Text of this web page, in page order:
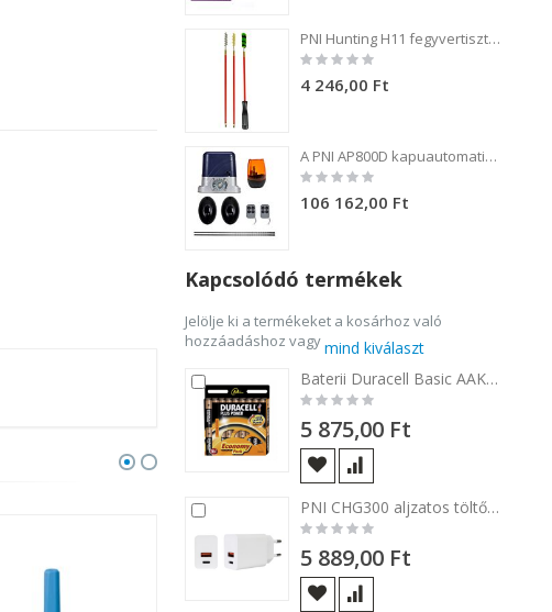
PNI Hunting H11 fegyvertisztító készlet 3 kefével .54 kaliberű fegyverekhez
Rating:
0%
4 246,00 Ft
A PNI AP800D kapuautomatizálási készlet 4 m-es fém fogaskerék-motort, fotocellákat, távirányítót, lámpát, 230 V-os 1100 N és 800 kg-os tolókaput tartalmaz.
Rating:
0%
106 162,00 Ft
Kapcsolódó termékek
Jelölje ki a termékeket a kosárhoz való
hozzáadáshoz vagymind kiválaszt
Baterii Duracell Basic AAK18, 18 buc
Rating:
0%
5 875,00 Ft
PNI CHG300 aljzatos töltő, USB-A, QC 3.0 és USB-C, PD3.0, 30W, fehér
Rating:
0%
5 889,00 Ft